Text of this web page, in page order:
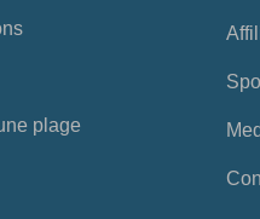
plage